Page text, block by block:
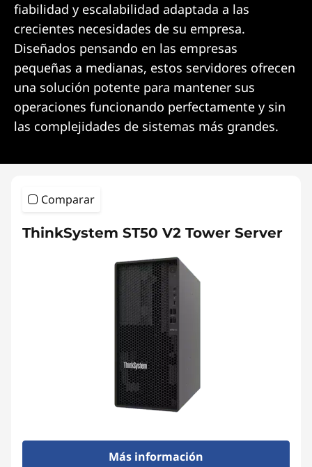
fiabilidad y escalabilidad adaptada a las
crecientes necesidades de su empresa.
Diseñados pensando en las empresas
pequeñas a medianas, estos servidores ofrecen
una solución potente para mantener sus
operaciones funcionando perfectamente y sin
las complejidades de sistemas más grandes.
Comparar
ThinkSystem ST50 V2 Tower Server
Más información